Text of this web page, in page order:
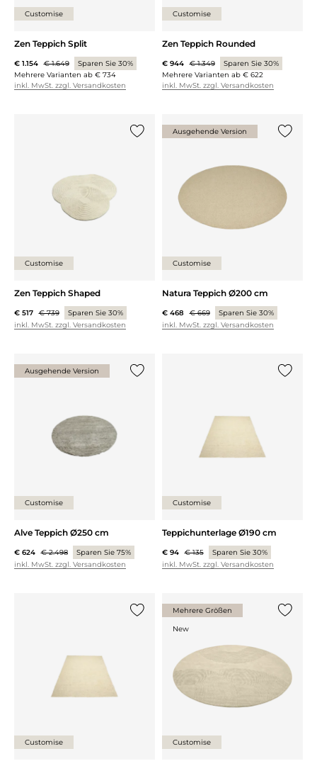
Customise
Zen Teppich Split
€ 1.154 € 1.649
Sparen Sie 30%
Mehrere Varianten ab € 734
inkl. MwSt. zzgl. Versandkosten
Customise
Zen Teppich Rounded
€ 944 € 1.349
Sparen Sie 30%
Mehrere Varianten ab € 622
inkl. MwSt. zzgl. Versandkosten
Customise
Zen Teppich Shaped
€ 517 € 739
Sparen Sie 30%
inkl. MwSt. zzgl. Versandkosten
Ausgehende Version
Customise
Natura Teppich Ø200 cm
€ 468 € 669
Sparen Sie 30%
inkl. MwSt. zzgl. Versandkosten
Ausgehende Version
Customise
Alve Teppich Ø250 cm
€ 624 € 2.498
Sparen Sie 75%
inkl. MwSt. zzgl. Versandkosten
Customise
Teppichunterlage Ø190 cm
€ 94 € 135
Sparen Sie 30%
inkl. MwSt. zzgl. Versandkosten
{0} zur Liste hinzufügen
Customise
Mehrere Größen
New
Customise